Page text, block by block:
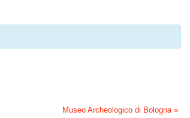
Museo Archeologico di Bologna »